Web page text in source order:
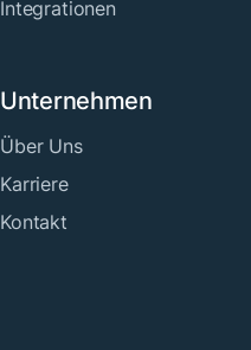
Integrationen
Unternehmen
Über Uns
Karriere
Kontakt